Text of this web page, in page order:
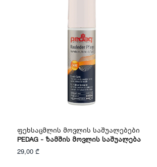
Ფეხსაცმლის Მოვლის Საშუალებები
PEDAG - Ზამშის Მოვლის Საშუალება
29,00 ₾